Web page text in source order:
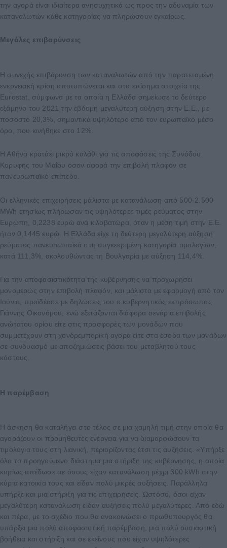
την αγορά είναι ιδιαίτερα ανησυχητικά ως προς την αδυναμία των
καταναλωτών κάθε κατηγορίας να πληρώσουν εγκαίρως.
Μεγάλες επιβαρύνσεις
Η συνεχής επιβάρυνση των καταναλωτών από την παρατεταμένη
ενεργειακή κρίση αποτυπώνεται και στα επίσημα στοιχεία της
Eurostat, σύμφωνα με τα οποία η Ελλάδα σημείωσε το δεύτερο
εξάμηνο του 2021 την έβδομη μεγαλύτερη αύξηση στην Ε.Ε., με
ποσοστό 20,3%, σημαντικά υψηλότερο από τον ευρωπαϊκό μέσο
όρο, που κινήθηκε στο 12%.
Η Αθήνα κρατάει μικρό καλάθι για τις αποφάσεις της Συνόδου
Κορυφής του Μαΐου όσον αφορά την επιβολή πλαφόν σε
πανευρωπαϊκό επίπεδο.
Οι ελληνικές επιχειρήσεις μάλιστα με κατανάλωση από 500-2.500
MWh ετησίως πλήρωσαν τις υψηλότερες τιμές ρεύματος στην
Ευρώπη, 0,2238 ευρώ ανά κιλοβατώρα, όταν η μέση τιμή στην Ε.Ε.
ήταν 0,1445 ευρώ. Η Ελλάδα είχε τη δεύτερη μεγαλύτερη αύξηση
ρεύματος πανευρωπαϊκά στη συγκεκριμένη κατηγορία τιμολογίων,
κατά 111,3%, ακολουθώντας τη Βουλγαρία με αύξηση 114,4%.
Για την αποφασιστικότητα της κυβέρνησης να προχωρήσει
μονομερώς στην επιβολή πλαφόν, και μάλιστα με εφαρμογή από τον
Ιούνιο, προϊδέασε με δηλώσεις του ο κυβερνητικός εκπρόσωπος
Γιάννης Οικονόμου, ενώ εξετάζονται διάφορα σενάρια επιβολής
ανώτατου ορίου είτε στις προσφορές των μονάδων που
συμμετέχουν στη χονδρεμπορική αγορά είτε στα έσοδα των μονάδων
σε συνδυασμό με αποζημιώσεις βάσει του μεταβλητού τους
κόστους.
Η παρέμβαση
Η άσκηση θα καταλήγει στο τέλος σε μια χαμηλή τιμή στην οποία θα
αγοράζουν οι προμηθευτές ενέργεια για να διαμορφώσουν τα
τιμολόγια τους στη λιανική, περιορίζοντας έτσι τις αυξήσεις. «Υπήρξε
όλο το προηγούμενο διάστημα μια στήριξη της κυβέρνησης, η οποία
κυρίως απέδωσε σε όσους είχαν κατανάλωση μέχρι 300 kWh στην
κύρια κατοικία τους και είδαν πολύ μικρές αυξήσεις. Παράλληλα
υπήρξε και μια στήριξη για τις επιχειρήσεις. Ωστόσο, όσοι είχαν
μεγαλύτερη κατανάλωση είδαν αυξήσεις πολύ μεγαλύτερες. Από εδώ
και πέρα, με το σχέδιο που θα ανακοινώσει ο πρωθυπουργός θα
υπάρξει μια πολύ αποφασιστική παρέμβαση, μια πολύ ουσιαστική
βοήθεια και στήριξη και σε εκείνους που είχαν υψηλότερες